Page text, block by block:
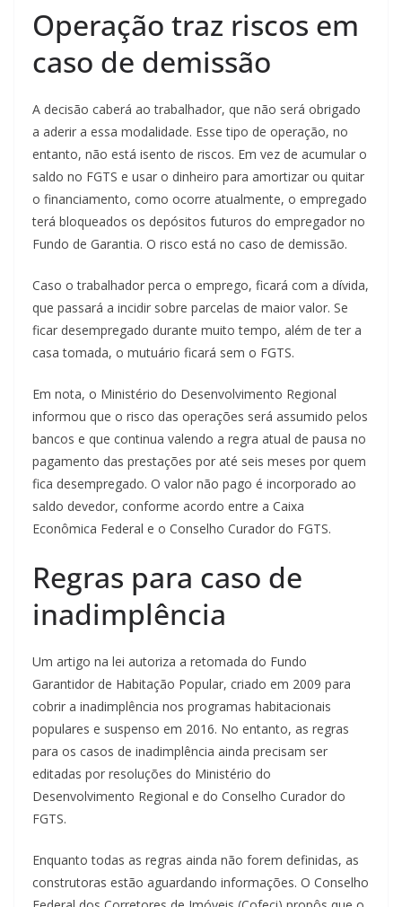
Operação traz riscos em
caso de demissão
A decisão caberá ao trabalhador, que não será obrigado
a aderir a essa modalidade. Esse tipo de operação, no
entanto, não está isento de riscos. Em vez de acumular o
saldo no FGTS e usar o dinheiro para amortizar ou quitar
o financiamento, como ocorre atualmente, o empregado
terá bloqueados os depósitos futuros do empregador no
Fundo de Garantia. O risco está no caso de demissão.
Caso o trabalhador perca o emprego, ficará com a dívida,
que passará a incidir sobre parcelas de maior valor. Se
ficar desempregado durante muito tempo, além de ter a
casa tomada, o mutuário ficará sem o FGTS.
Em nota, o Ministério do Desenvolvimento Regional
informou que o risco das operações será assumido pelos
bancos e que continua valendo a regra atual de pausa no
pagamento das prestações por até seis meses por quem
fica desempregado. O valor não pago é incorporado ao
saldo devedor, conforme acordo entre a Caixa
Econômica Federal e o Conselho Curador do FGTS.
Regras para caso de
inadimplência
Um artigo na lei autoriza a retomada do Fundo
Garantidor de Habitação Popular, criado em 2009 para
cobrir a inadimplência nos programas habitacionais
populares e suspenso em 2016. No entanto, as regras
para os casos de inadimplência ainda precisam ser
editadas por resoluções do Ministério do
Desenvolvimento Regional e do Conselho Curador do
FGTS.
Enquanto todas as regras ainda não forem definidas, as
construtoras estão aguardando informações. O Conselho